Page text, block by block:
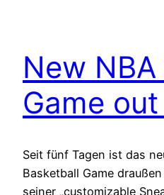
New NBA
Game
Seit fünf Tagen ist das
Basketball Game
seiner „customizable